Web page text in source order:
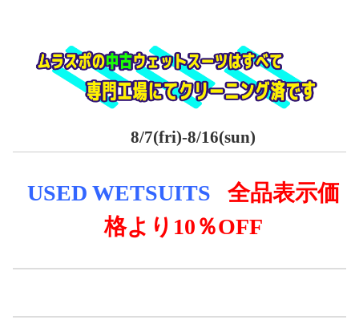
8/7(fri)-8/16(sun)
USED WETSUITS
全品表示価
格より 10％OFF